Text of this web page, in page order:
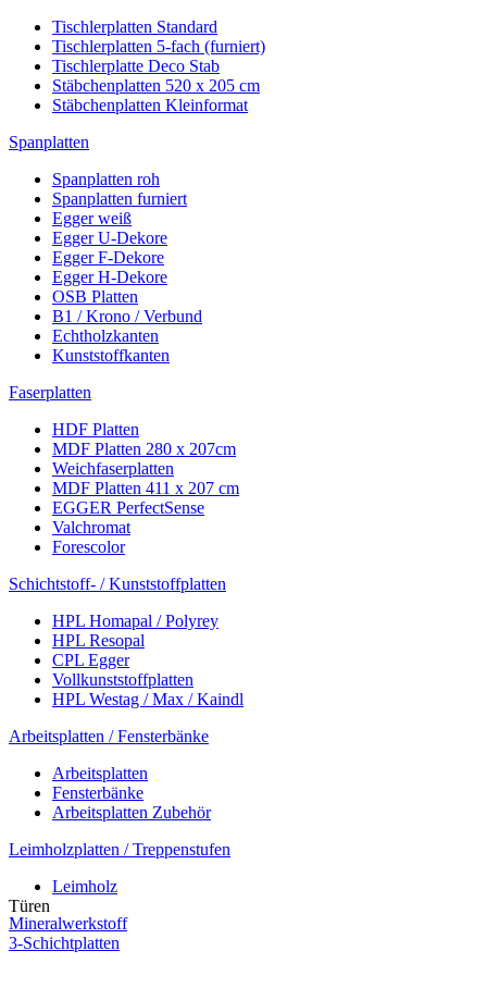
Tischlerplatten Standard
Tischlerplatten 5-fach (furniert)
Tischlerplatte Deco Stab
Stäbchenplatten 520 x 205 cm
Stäbchenplatten Kleinformat
Spanplatten
Spanplatten roh
Spanplatten furniert
Egger weiß
Egger U-Dekore
Egger F-Dekore
Egger H-Dekore
OSB Platten
B1 / Krono / Verbund
Echtholzkanten
Kunststoffkanten
Faserplatten
HDF Platten
MDF Platten 280 x 207cm
Weichfaserplatten
MDF Platten 411 x 207 cm
EGGER PerfectSense
Valchromat
Forescolor
Schichtstoff- / Kunststoffplatten
HPL Homapal / Polyrey
HPL Resopal
CPL Egger
Vollkunststoffplatten
HPL Westag / Max / Kaindl
Arbeitsplatten / Fensterbänke
Arbeitsplatten
Fensterbänke
Arbeitsplatten Zubehör
Leimholzplatten / Treppenstufen
Leimholz
Mineralwerkstoff
3-Schichtplatten
Türen